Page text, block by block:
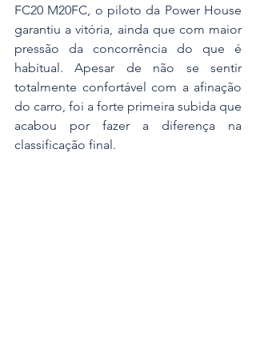
FC20 M20FC, o piloto da Power House
garantiu a vitória, ainda que com maior
pressão da concorrência do que é
habitual. Apesar de não se sentir
totalmente confortável com a afinação
do carro, foi a forte primeira subida que
acabou por fazer a diferença na
classificação final.